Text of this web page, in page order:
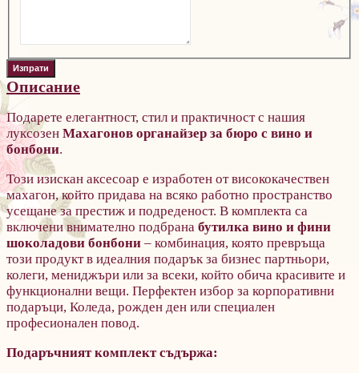
Описание
Подарете елегантност, стил и практичност с нашия
луксозен Махагонов органайзер за бюро с вино и
бонбони.
Този изискан аксесоар е изработен от висококачествен
махагон, който придава на всяко работно пространство
усещане за престиж и подреденост. В комплекта са
включени внимателно подбрана бутилка вино и фини
шоколадови бонбони – комбинация, която превръща
този продукт в идеалния подарък за бизнес партньори,
колеги, мениджъри или за всеки, който обича красивите и
функционални вещи. Перфектен избор за корпоративни
подаръци, Коледа, рожден ден или специален
професионален повод.
Подаръчният комплект съдържа: